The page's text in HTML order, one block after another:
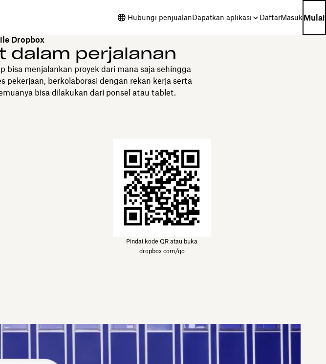
Hubungi penjualanDapatkan aplikasi DaftarMasuk Mulai
Dropbox
dalam perjalanan
menjalankan proyek dari mana saja sehingga
pekerjaan, berkolaborasi dengan rekan kerja serta
bisa dilakukan dari ponsel atau tablet.
Pindai kode QR atau buka
dropbox.com/go